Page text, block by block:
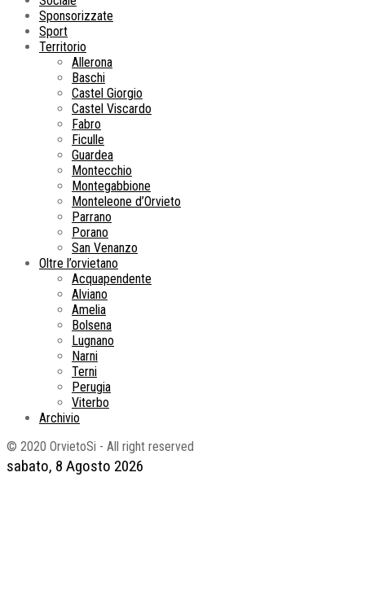
sabato, 8 Agosto 2026
Sponsorizzate
Sport
Territorio
Allerona
Baschi
Castel Giorgio
Castel Viscardo
Fabro
Ficulle
Guardea
Montecchio
Montegabbione
Monteleone d’Orvieto
Parrano
Porano
San Venanzo
Oltre l’orvietano
Acquapendente
Alviano
Amelia
Bolsena
Lugnano
Narni
Terni
Perugia
Viterbo
Archivio
© 2020 OrvietoSi - All right reserved